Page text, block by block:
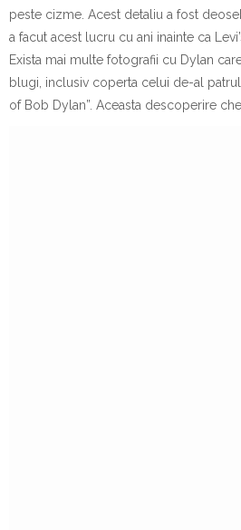
peste cizme. Acest detaliu a fost
a facut acest lucru cu ani inainte ca
Exista mai multe fotografii cu Dylan
blugi, inclusiv coperta celui de-al
of Bob Dylan”. Aceasta descoperire